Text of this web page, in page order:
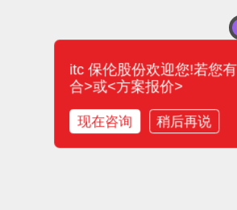
itc 保伦股份欢迎您!若您
合>或<方案报价>
现在咨询 稍后再说